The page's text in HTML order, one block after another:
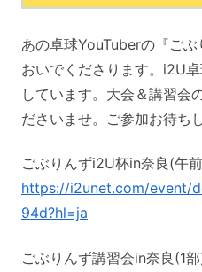
あの卓球YouTuberの『ご
おいでくださります。i2U
しています。大会＆講習会
ださいませ。ご参加お待ち
ごぶりんずi2U杯in奈良(
https://i2unet.com/event/
94d?hl=ja
ごぶりんず講習会in奈良